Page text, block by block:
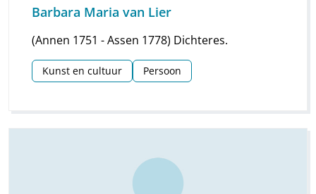
Barbara Maria van Lier
(Annen 1751 - Assen 1778) Dichteres.
Kunst en cultuur Persoon